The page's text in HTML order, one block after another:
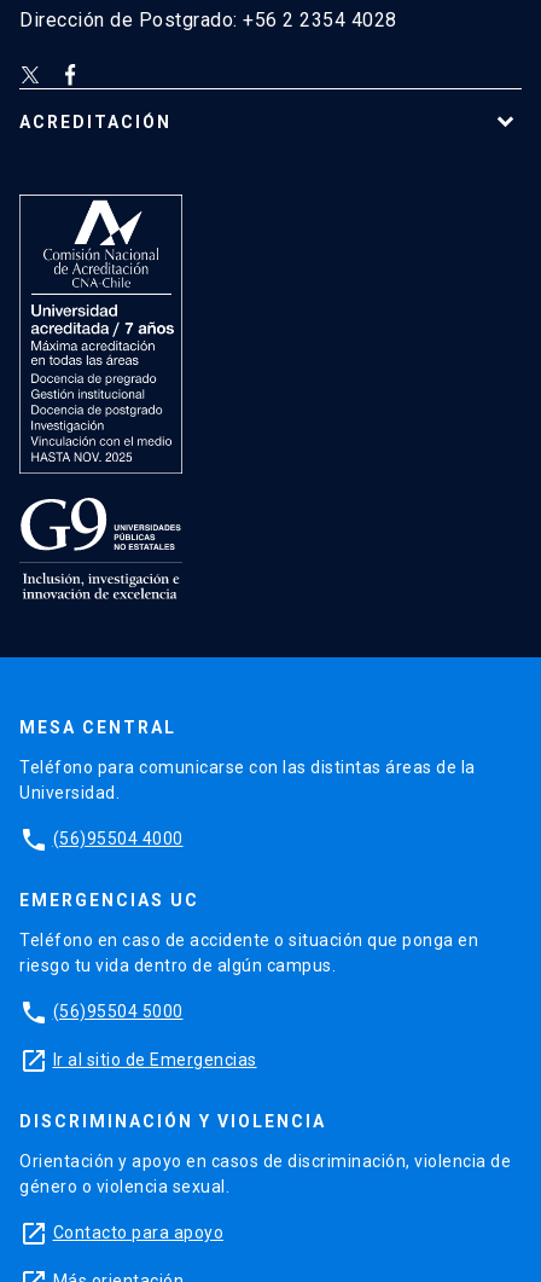
Dirección de Postgrado: +56 2 2354 4028
ACREDITACIÓN
MESA CENTRAL
Teléfono para comunicarse con las distintas áreas de la
Universidad.
phone (56)95504 4000
EMERGENCIAS UC
Teléfono en caso de accidente o situación que ponga en
riesgo tu vida dentro de algún campus.
phone (56)95504 5000
launch Ir al sitio de Emergencias
DISCRIMINACIÓN Y VIOLENCIA
Orientación y apoyo en casos de discriminación, violencia de
género o violencia sexual.
launch Contacto para apoyo